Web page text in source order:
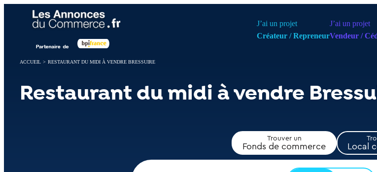
J’ai un projet
Créateur / Repreneur
J’ai un projet
Vendeur /
ACCUEIL > RESTAURANT DU MIDI À VENDRE BRESSUIRE
Restaurant du midi à vendre
Trouver un
Fonds de commerce Local
Panneau de gestion des cookies